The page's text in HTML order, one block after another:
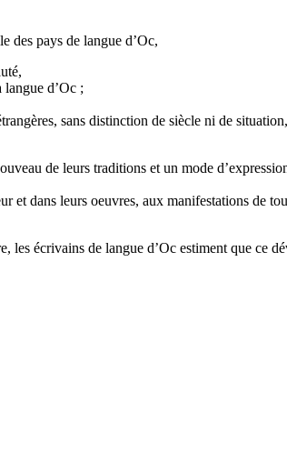
des pays de langue d’Oc,
d’Oc ;
sans distinction de siècle ni de situation,
de leurs traditions et un mode
et dans leurs oeuvres, aux manifestations de
les écrivains de langue d’Oc estiment que ce